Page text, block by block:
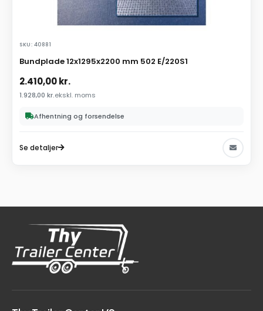
SKU: 40881
Bundplade 12x1295x2200 mm 502 E/220S1
2.410,00kr.
1.928,00 kr.ekskl. moms
Afhentning og forsendelse
Se detaljer